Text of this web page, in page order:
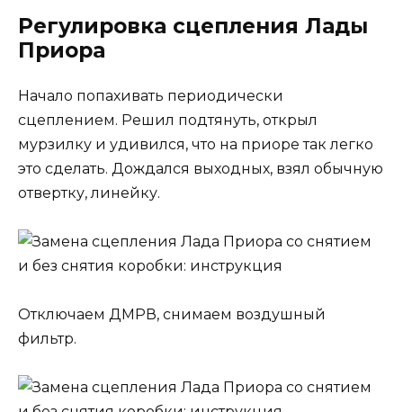
Регулировка сцепления Лады
Приора
Начало попахивать периодически
сцеплением. Решил подтянуть, открыл
мурзилку и удивился, что на приоре так легко
это сделать. Дождался выходных, взял обычную
отвертку, линейку.
Отключаем ДМРВ, снимаем воздушный
фильтр.